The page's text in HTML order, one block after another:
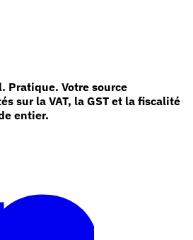
Pratique. Votre source
sur la VAT, la GST et la fiscalité
entier.